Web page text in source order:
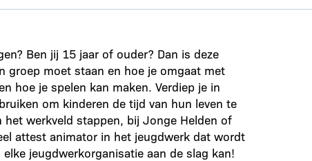
Ben jij 15 jaar of ouder? Dan is deze
groep moet staan en hoe je omgaat met
hoe je spelen kan maken. Verdiep je in
om kinderen de tijd van hun leven te
werkveld stappen, bij Jonge Helden of
attest animator in het jeugdwerk dat wordt
jeugdwerkorganisatie aan de slag kan!